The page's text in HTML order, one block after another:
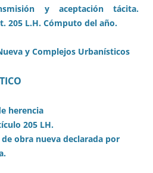
y aceptación tácita.
205 L.H. Cómputo del año.
y Complejos Urbanísticos
herencia
205 LH.
obra nueva declarada por